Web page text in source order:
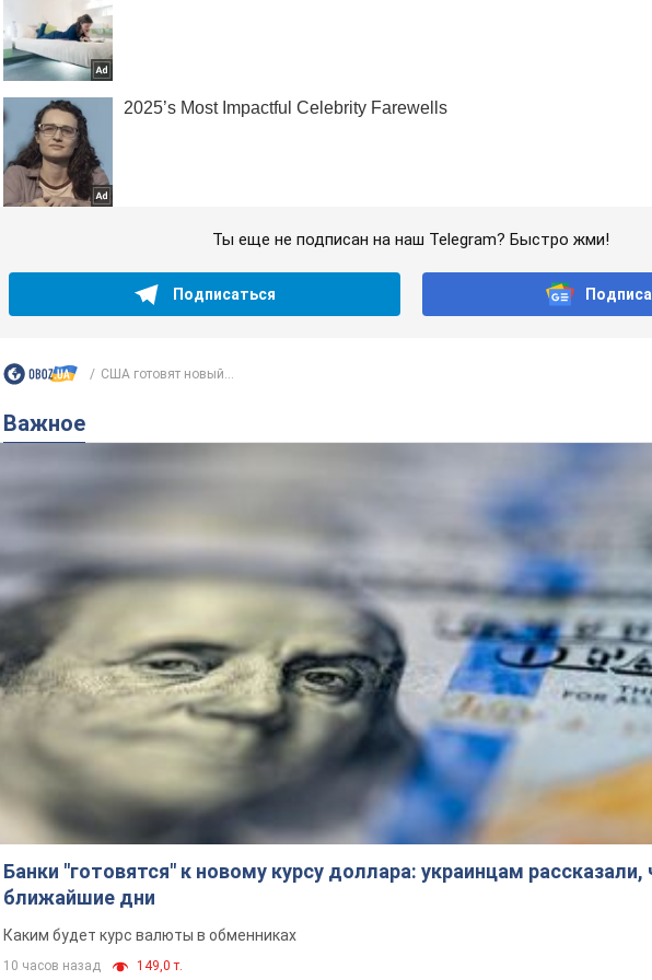
Ты еще не подписан на наш Telegram? Быстро жми!
Подписаться
США готовят новый...
Важное
Банки "готовятся" к новому курсу доллара: украинцам
ближайшие дни
Каким будет курс валюты в обменниках
10 часов назад 149,0 т.